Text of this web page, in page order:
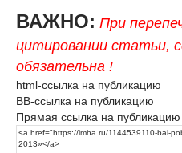
ВАЖНО: При
цитировании статьи,
обязательна !
html-ссылка на публикацию
BB-ссылка на публикацию
Прямая ссылка на публикацию